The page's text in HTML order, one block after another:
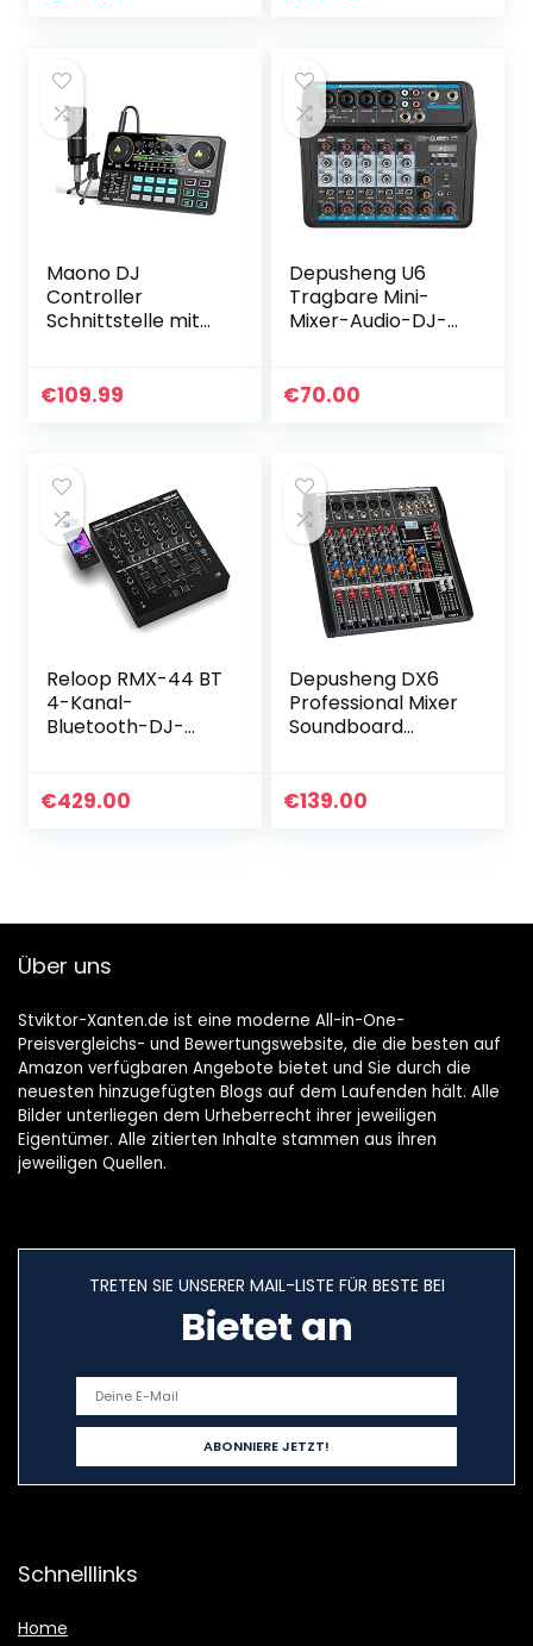
Phantomspeisung
…
Maono DJ
Controller
Schnittstelle mit
AM200-S1 Audio
€109.99
Depusheng U6
Tragbare Mini-
Mixer-Audio-DJ-
48-V-
€70.00
Reloop RMX-44 BT
4-Kanal-
Bluetooth-DJ-
Ausgänge, Smart
€429.00
Depusheng DX6
Professional Mixer
Soundboard
Interface Digitaler
€139.00
Über uns
Stviktor-Xanten.de ist eine moderne All-in-One-
Preisvergleichs- und Bewertungswebsite, die die besten auf
Amazon verfügbaren Angebote bietet und Sie durch die
neuesten hinzugefügten Blogs auf dem Laufenden hält. Alle
Bilder unterliegen dem Urheberrecht ihrer jeweiligen
Eigentümer. Alle zitierten Inhalte stammen aus ihren
jeweiligen Quellen.
TRETEN SIE UNSERER MAIL-LISTE FÜR BESTE BEI
Bietet an
Schnelllinks
Home